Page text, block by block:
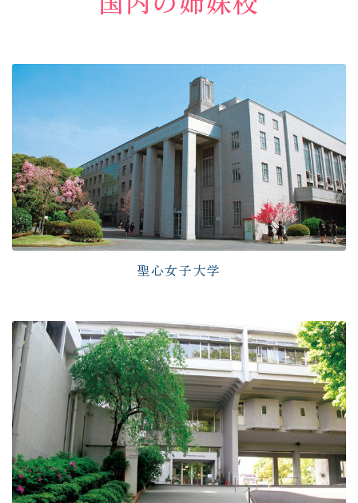
聖心女子大学